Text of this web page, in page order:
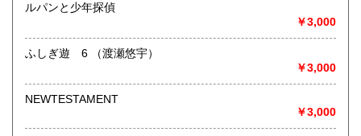
取り扱い分野
総記、哲学宗教、歴史、社会科学、自然科学、美術工芸、国
語国文、外国文学、古典籍、近代文献、趣味、外国書、サブ
カルチャー、古書一般（その他）
ルパンと少年探偵
￥3,000
ふしぎ遊 6 （渡瀬悠宇）
￥3,000
NEWTESTAMENT
￥3,000